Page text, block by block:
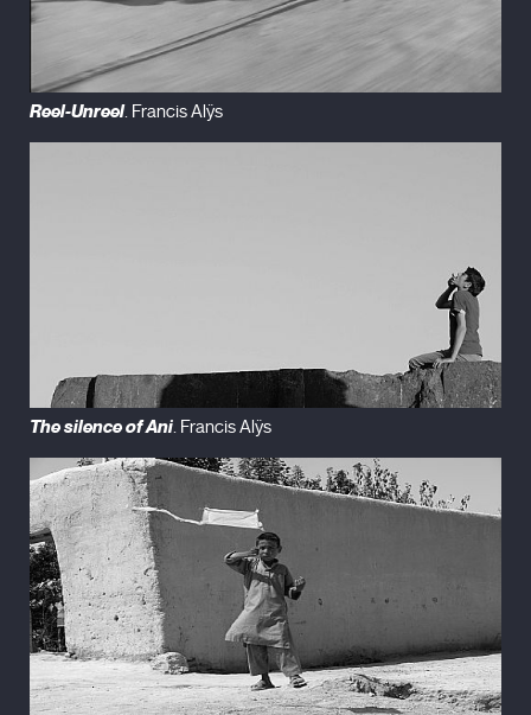
Reel-Unreel. Francis Alÿs
The silence of Ani. Francis Alÿs